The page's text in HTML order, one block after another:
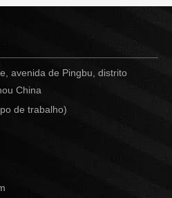
avenida de Pingbu, distrito
China
de trabalho)